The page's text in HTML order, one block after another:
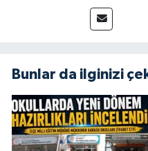
Bunlar da ilginizi